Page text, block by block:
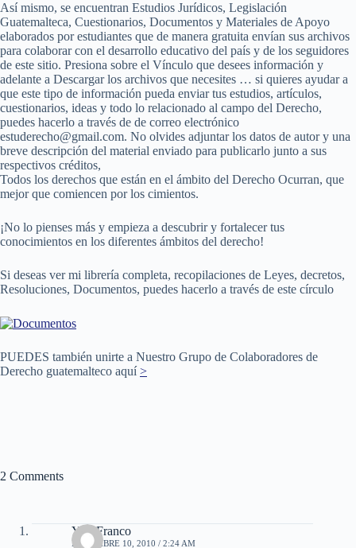
Así mismo, se encuentran Estudios Jurídicos, Legislación
Guatemalteca, Cuestionarios, Documentos y Materiales de Apoyo
elaborados por estudiantes que de manera gratuita envían sus archivos
para colaborar con el desarrollo educativo del país y de los seguidores
de este sitio. Presiona sobre el Vínculo que desees información y
adelante a Descargar los archivos que necesites … si quieres ayudar a
que este tipo de información pueda enviar tus estudios, artículos,
cuestionarios, ideas y todo lo relacionado al campo del Derecho,
puedes hacerlo a través de de correo electrónico
estuderecho@gmail.com. No olvides adjuntar los datos de autor y una
breve descripción del material enviado para publicarlo junto a sus
respectivos créditos,
Todos los derechos que están en el ámbito del Derecho Ocurran, que
mejor que comiencen por los cimientos.
¡No lo pienses más y empieza a descubrir y fortalecer tus
conocimientos en los diferentes ámbitos del derecho!
Si deseas ver mi librería completa, recopilaciones de Leyes, decretos,
Resoluciones, Documentos, puedes hacerlo a través de este círculo
PUEDES también unirte a Nuestro Grupo de Colaboradores de
Derecho guatemalteco aquí>
2 Comments
Yuri Franco
DICIEMBRE 10, 2010 / 2:24 AM